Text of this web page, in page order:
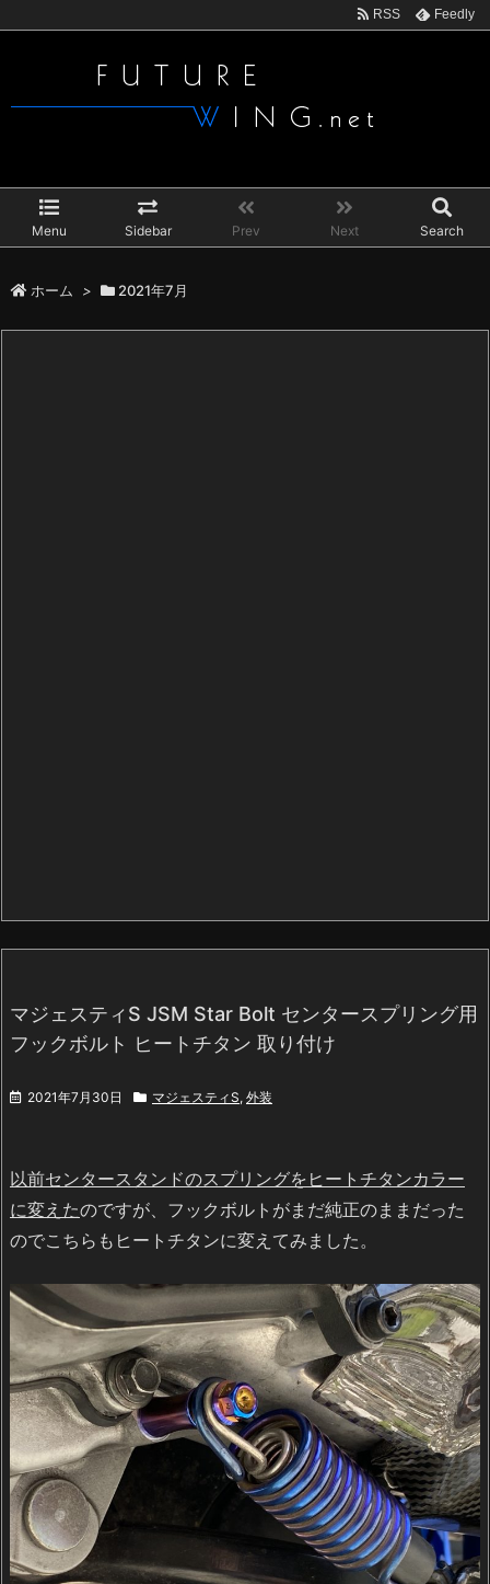
Menu Sidebar Prev Next Search
RSS Feedly
ホーム > 2021年7月
マジェスティS JSM Star Bolt センタースプリング用
フックボルト ヒートチタン 取り付け
2021年7月30日 マジェスティS, 外装
以前センタースタンドのスプリングをヒートチタンカラー
に変えたのですが、フックボルトがまだ純正のままだった
のでこちらもヒートチタンに変えてみました。